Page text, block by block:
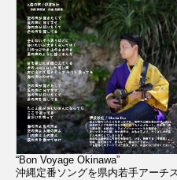
“Bon Voyage Okinawa”
沖縄定番ソングを県内若手アーチ